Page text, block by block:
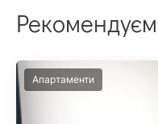
Апартаменти